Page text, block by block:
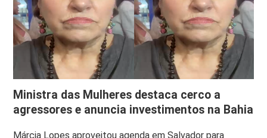
Ministra das Mulheres destaca cerco a
agressores e anuncia investimentos na Bahia
Márcia Lopes aproveitou agenda em Salvador para